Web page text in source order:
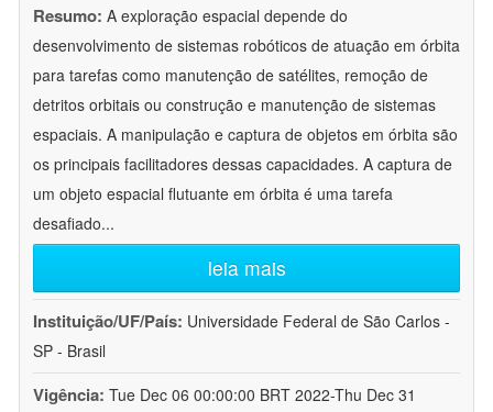
Resumo: A exploração espacial depende do
desenvolvimento de sistemas robóticos de atuação em órbita
para tarefas como manutenção de satélites, remoção de
detritos orbitais ou construção e manutenção de sistemas
espaciais. A manipulação e captura de objetos em órbita são
os principais facilitadores dessas capacidades. A captura de
um objeto espacial flutuante em órbita é uma tarefa
desafiado...
leia mais
Instituição/UF/País: Universidade Federal de São Carlos -
SP - Brasil
Vigência: Tue Dec 06 00:00:00 BRT 2022-Thu Dec 31